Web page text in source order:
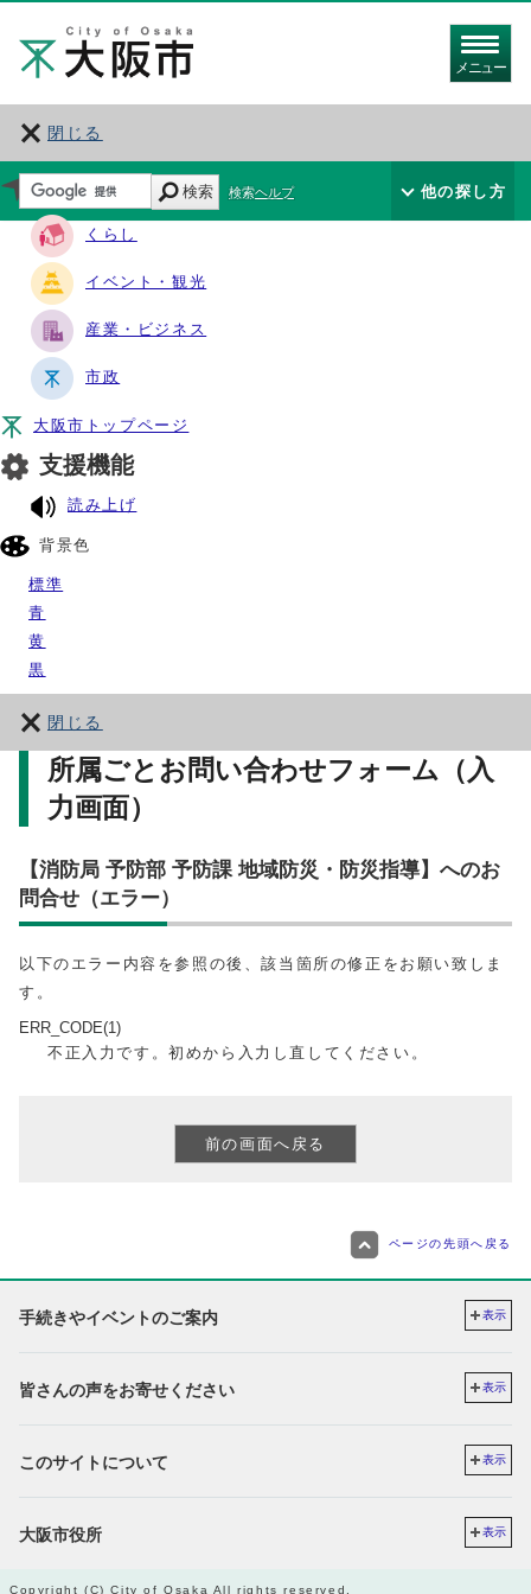
メニュー
閉じる
サイト・ナビ
くらし
イベント・観光
産業・ビジネス
市政
大阪市トップページ
支援機能
読み上げ
背景色
標準
青
黄
黒
閉じる
検索 検索ヘルプ 他の探し方
所属ごとお問い合わせフォーム（入
力画面）
【消防局 予防部 予防課 地域防災・防災指導】へのお
問合せ（エラー）
以下のエラー内容を参照の後、該当箇所の修正をお願い致しま
す。
ERR_CODE(1)
不正入力です。初めから入力し直してください。
ページの先頭へ戻る
手続きやイベントのご案内 表示
皆さんの声をお寄せください 表示
このサイトについて 表示
大阪市役所 表示
Copyright (C) City of Osaka All rights reserved.